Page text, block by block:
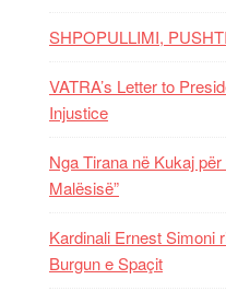
SHPOPULLIMI,
VATRA’s Letter to
Injustice
Nga Tirana në Kukaj
Malësisë”
Kardinali Ernest Simoni
Burgun e Spaçit